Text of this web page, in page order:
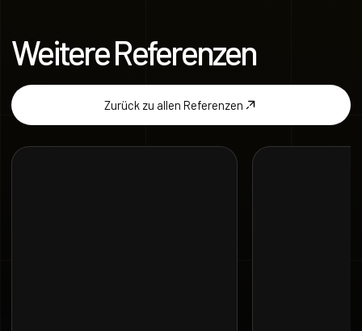
Weitere Referenzen
Zurück zu allen Referenzen